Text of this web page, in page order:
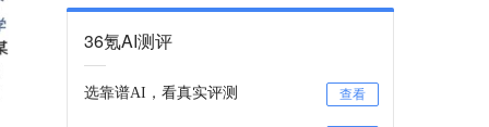
36氪AI测评
选靠谱AI，看真实评测 查看